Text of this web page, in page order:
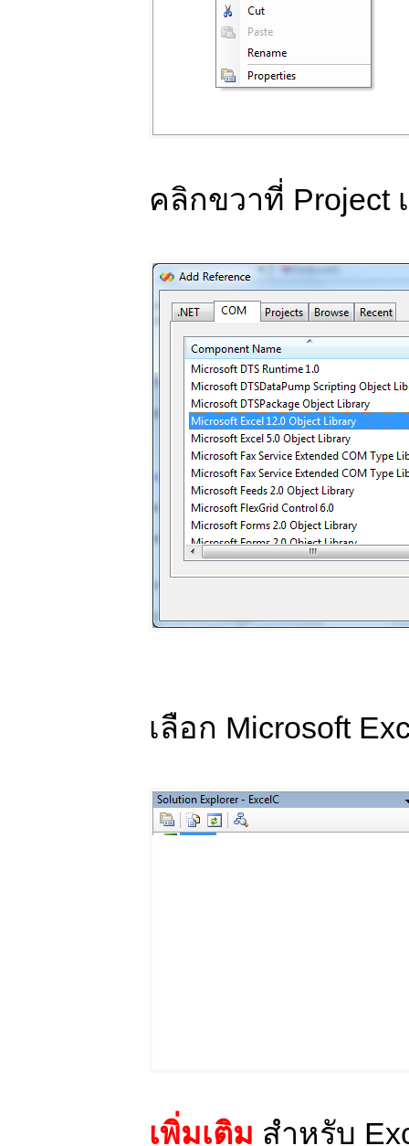
คลิกขวาที่ Project
เลือก Microsoft
เพิ่มเติม สำหรับ